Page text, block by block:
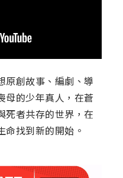
原創故事、編劇、導
母的少年真人，在蒼
死者共存的世界，在
命找到新的開始。